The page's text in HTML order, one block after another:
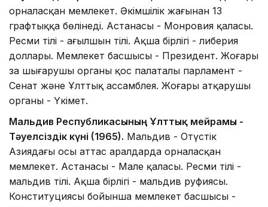
орналасқан мемлекет. Әкімшілік жағынан 13
графтыққа бөлінеді. Астанасы - Монровия қаласы.
Ресми тілі - ағылшын тілі. Ақша бірлігі - либерия
доллары. Мемлекет басшысы - Президент. Жоғары
заң шығарушы органы қос палаталы парламент -
Сенат және Ұлттық ассамблея. Жоғары атқарушы
органы - Үкімет.
Мальдив Республикасының Ұлттық мейрамы -
Тәуелсіздік күні (1965). Мальдив - Оңтүстік
Азиядағы осы аттас аралдарда орналасқан
мемлекет. Астанасы - Мале қаласы. Ресми тілі -
мальдив тілі. Ақша бірлігі - мальдив руфиясы.
Конституциясы бойынша мемлекет басшысы -